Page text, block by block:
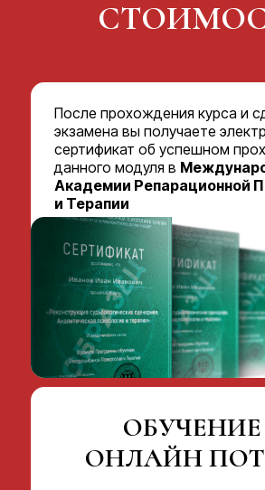
После прохождения курса и
экзамена вы получаете
сертификат об успешном
данного модуля в
Академии Репарационной
и Терапии
ОБУЧЕНИЕ
ОНЛАЙН